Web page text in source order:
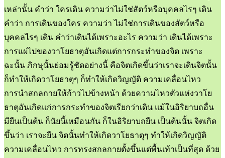
เหล่านั้น คำว่า ใครเดิน ความว่าไม่ใช่สัตว์หรือบุคคลไรๆ เดิน
คำว่า การเดินของใคร ความว่า ไม่ใช่การเดินของสัตว์หรือ
บุคคลไรๆ เดิน คำว่าเดินได้เพราะอะไร ความว่า เดินได้เพราะ
การแผ่ไปของวาโยธาตุอันเกิดแต่การกระทำของจิต เพราะ
ฉะนั้น ภิกษุนั้นย่อมรู้ชัดอย่างนี้ คือจิตเกิดขึ้นว่าเราจะเดินจิตนั้น
ก็ทำให้เกิดวาโยธาตุๆ ก็ทำให้เกิดวิญญัติ ความเคลื่อนไหว
การนำสกลกายให้ก้าวไปข้างหน้า ด้วยความไหวตัวแห่งวาโย
ธาตุอันเกิดแก่การกระทำของจิตเรียกว่าเดิน แม้ในอิริยาบถอื่น
มียืนเป็นต้น ก็นัยนี้เหมือนกัน ก็ในอิริยาบถยืน เป็นต้นนั้น จิตเกิด
ขึ้นว่า เราจะยืน จิตนั้นทำให้เกิดวาโยธาตุๆ ทำให้เกิดวิญญัติ
ความเคลื่อนไหว การทรงสกลกายตั้งขึ้นแต่พื้นเท้าเป็นที่สุด ด้วย